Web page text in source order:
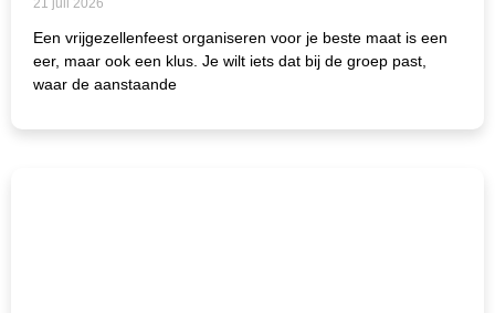
21 juli 2026
Een vrijgezellenfeest organiseren voor je beste maat is een
eer, maar ook een klus. Je wilt iets dat bij de groep past,
waar de aanstaande